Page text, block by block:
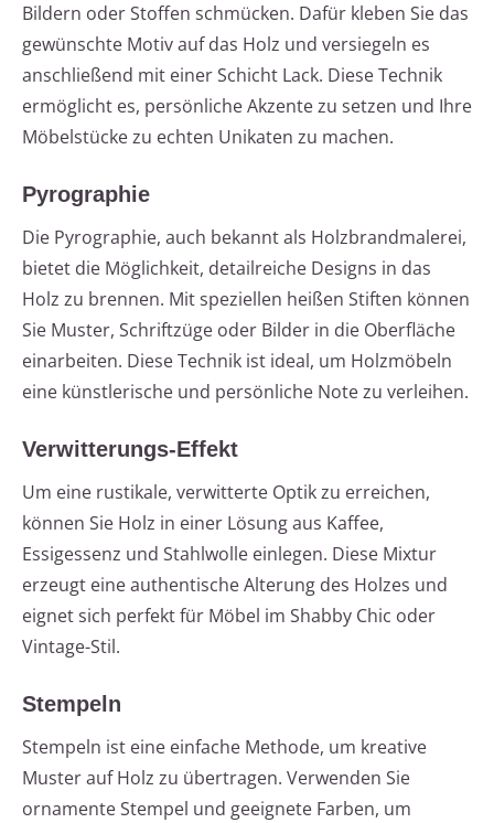
Bildern oder Stoffen schmücken. Dafür kleben Sie das
gewünschte Motiv auf das Holz und versiegeln es
anschließend mit einer Schicht Lack. Diese Technik
ermöglicht es, persönliche Akzente zu setzen und Ihre
Möbelstücke zu echten Unikaten zu machen.
Pyrographie
Die Pyrographie, auch bekannt als Holzbrandmalerei,
bietet die Möglichkeit, detailreiche Designs in das
Holz zu brennen. Mit speziellen heißen Stiften können
Sie Muster, Schriftzüge oder Bilder in die Oberfläche
einarbeiten. Diese Technik ist ideal, um Holzmöbeln
eine künstlerische und persönliche Note zu verleihen.
Verwitterungs-Effekt
Um eine rustikale, verwitterte Optik zu erreichen,
können Sie Holz in einer Lösung aus Kaffee,
Essigessenz und Stahlwolle einlegen. Diese Mixtur
erzeugt eine authentische Alterung des Holzes und
eignet sich perfekt für Möbel im Shabby Chic oder
Vintage-Stil.
Stempeln
Stempeln ist eine einfache Methode, um kreative
Muster auf Holz zu übertragen. Verwenden Sie
ornamente Stempel und geeignete Farben, um